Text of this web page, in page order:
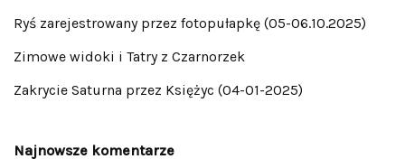
Ryś zarejestrowany przez fotopułapkę (05-06.10.2025)
Zimowe widoki i Tatry z Czarnorzek
Zakrycie Saturna przez Księżyc (04-01-2025)
Najnowsze komentarze